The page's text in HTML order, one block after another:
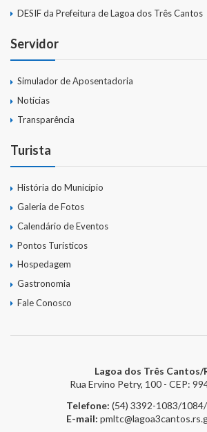
DESIF da Prefeitura de Lagoa dos Três Cantos
Servidor
Simulador de Aposentadoria
Notícias
Transparência
Turista
História do Município
Galeria de Fotos
Calendário de Eventos
Pontos Turísticos
Hospedagem
Gastronomia
Fale Conosco
Lagoa dos Três Cantos/
Rua Ervino Petry, 100 - CEP:
Telefone: (54) 3392-1083/
E-mail: